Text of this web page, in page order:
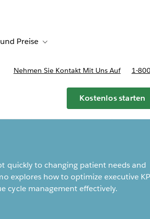
Preise Toggle sub-navigation for
Nehmen Sie Kontakt Mit Uns Auf 1-
Kostenlos starten
quickly to changing patient needs and
explores how to optimize executive
cycle management effectively.